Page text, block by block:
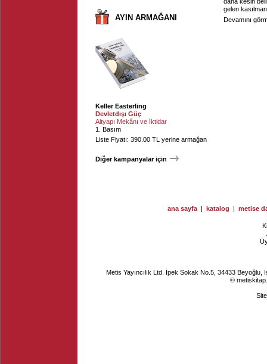
AYIN ARMAĞANI
Keller Easterling
Devletdışı Güç
Altyapı Mekânı ve İktidar
1. Basım
Liste Fiyatı: 390.00 TL yerine armağan
Diğer kampanyalar için
gelen
Devamını
ana sayfa | katalog | metise
Metis Yayıncılık Ltd. İpek Sokak No.5, 34433
©